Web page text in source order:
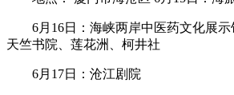
6月16日：海峡两岸中医药文化展示
天竺书院、莲花洲、柯井社
6月17日：沧江剧院